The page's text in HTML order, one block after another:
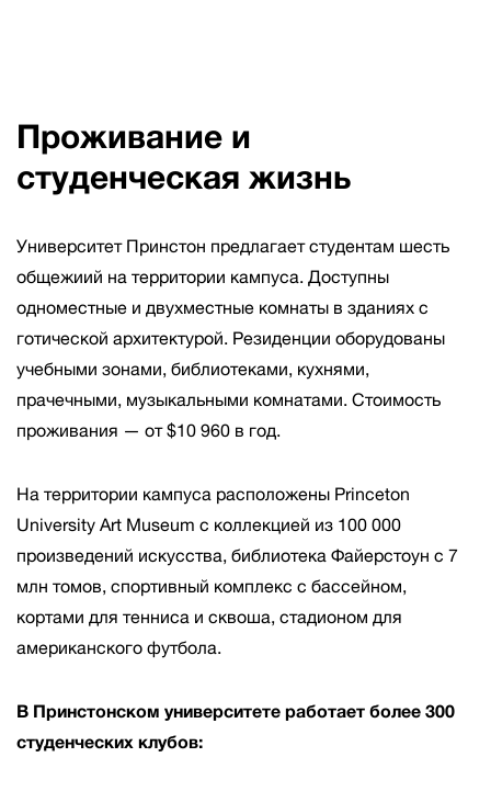
Проживание и
студенческая жизнь
Университет Принстон предлагает студентам шесть
общежиий на территории кампуса. Доступны
одноместные и двухместные комнаты в зданиях с
готической архитектурой. Резиденции оборудованы
учебными зонами, библиотеками, кухнями,
прачечными, музыкальными комнатами. Стоимость
проживания — от $10 960 в год.
На территории кампуса расположены Princeton
University Art Museum с коллекцией из 100 000
произведений искусства, библиотека Файерстоун с 7
млн томов, спортивный комплекс с бассейном,
кортами для тенниса и сквоша, стадионом для
американского футбола.
В Принстонском университете работает более 300
студенческих клубов: